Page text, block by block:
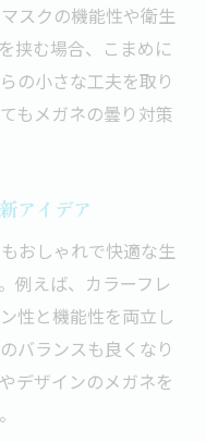
スクの機能性や衛生
挟む場合、こまめに
の小さな工夫を取り
もメガネの曇り対策
アイデア
おしゃれで快適な生
例えば、カラーフレ
性と機能性を両立し
バランスも良くなり
デザインのメガネを